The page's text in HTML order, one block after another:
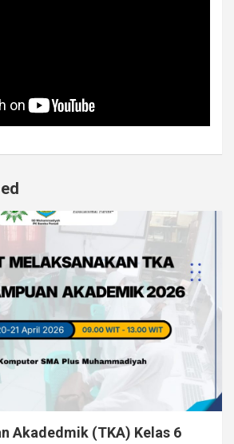
Akadedmik (TKA) Kelas 6